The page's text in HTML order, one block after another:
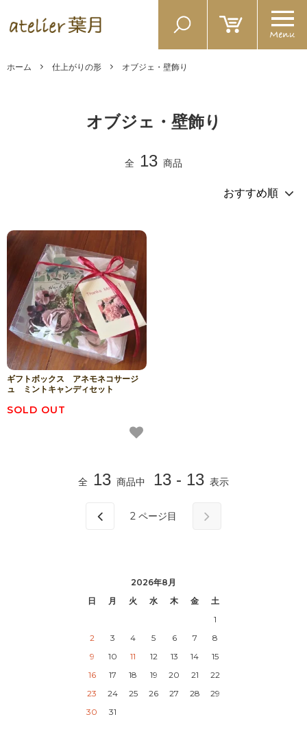
ホーム 仕上がりの形 オブジェ・壁飾り
オブジェ・壁飾り
全 13 商品
ギフトボックス アネモネコサージ
ュ ミントキャンディセット
SOLD OUT
全 13 商品中 13 - 13 表示
2 ページ目
2026年8月
日
月 火 水 木 金
土
1
2
3 4 5 6 7
8
9
10 11 12 13 14
15
16
17 18 19 20 21
22
23
24 25 26 27 28
29
30
31